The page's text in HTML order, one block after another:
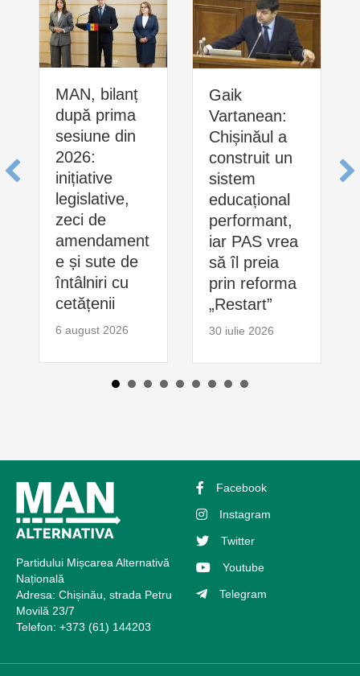
MAN, bilanț
după prima
sesiune din
2026:
inițiative
legislative,
zeci de
amendament
e și sute de
întâlniri cu
cetățenii
6 august 2026
Gaik
Vartanean:
Chișinăul a
construit un
sistem
educațional
performant,
iar PAS vrea
să îl preia
prin reforma
„Restart”
30 iulie 2026
Partidului Mișcarea Alternativă
Națională
Adresa: Chișinău, strada Petru
Movilă 23/7
Telefon: +373 (61) 144203
Facebook
Instagram
Twitter
Youtube
Telegram